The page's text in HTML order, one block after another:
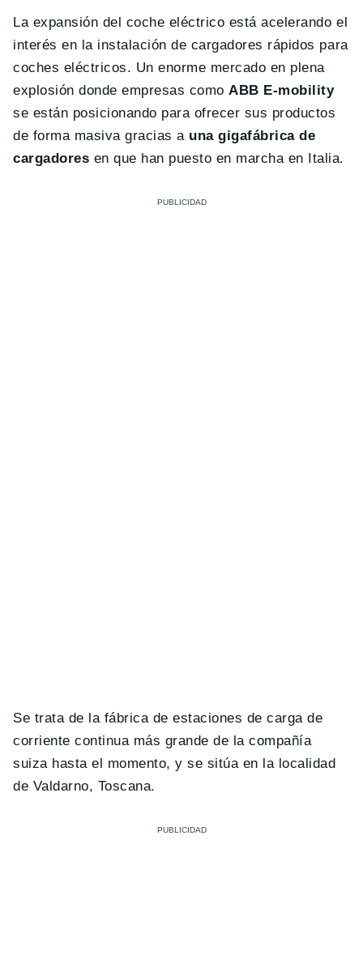
La expansión del coche eléctrico está acelerando el
interés en la instalación de cargadores rápidos para
coches eléctricos. Un enorme mercado en plena
explosión donde empresas como ABB E-mobility
se están posicionando para ofrecer sus productos
de forma masiva gracias a una gigafábrica de
cargadores en que han puesto en marcha en Italia.
Se trata de la fábrica de estaciones de carga de
corriente continua más grande de la compañía
suiza hasta el momento, y se sitúa en la localidad
de Valdarno, Toscana.